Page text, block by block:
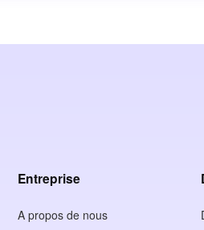
Entreprise
A propos de nous